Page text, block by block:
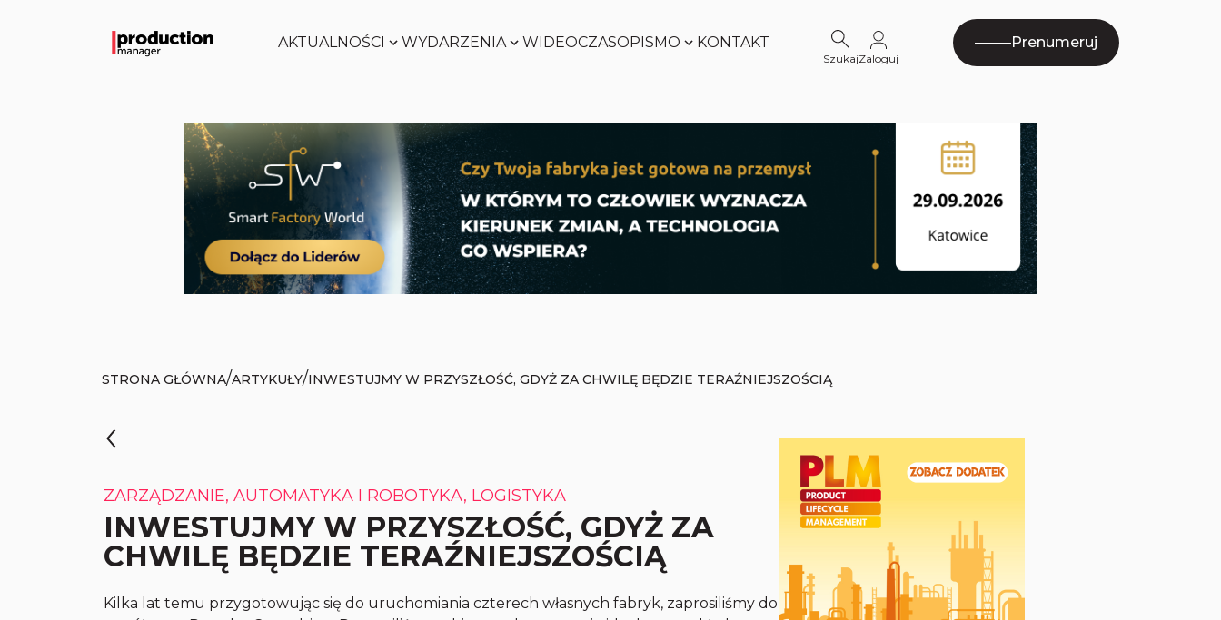
AKTUALNOŚCI WYDARZENIA
SMART
FACTORY
WORLD
WIDEOCZASOPISMO KONTAKT
SzukajZaloguj
Prenumeruj
FACTORY
WORLD
Zobacz
STRONA GŁÓWNA/ARTYKUŁY/INWESTUJMY W PRZYSZŁOŚĆ, GDYŻ ZA CHWILĘ BĘDZIE TERAŹNIEJSZOŚCIĄ
ZARZĄDZANIE, AUTOMATYKA I ROBOTYKA, LOGISTYKA
INWESTUJMY W PRZYSZŁOŚĆ, GDYŻ ZA
CHWILĘ BĘDZIE TERAŹNIEJSZOŚCIĄ
Kilka lat temu przygotowując się do uruchomiania czterech własnych fabryk, zaprosiliśmy do